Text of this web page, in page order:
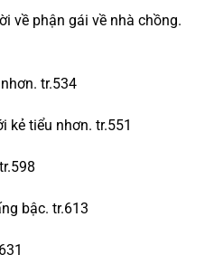
gái về nhà chồng.
tr.534
kẻ tiểu nhơn. tr.551
bậc. tr.613